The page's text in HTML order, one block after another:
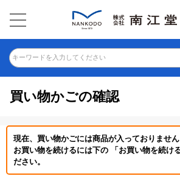
キーワードを入力してください
買い物かごの確認
現在、買い物かごには商品が入っておりません
お買い物を続けるには下の 「お買い物を続け
ださい。